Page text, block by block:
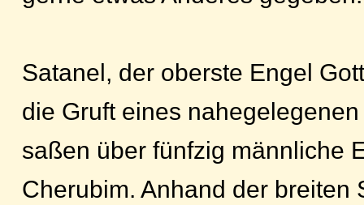
Satanel, der oberste Engel
die Gruft eines
saßen über fünfzig männliche
Cherubim. Anhand der breiten